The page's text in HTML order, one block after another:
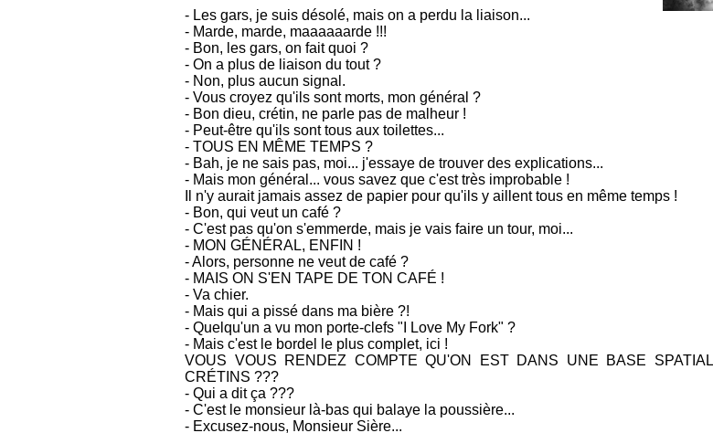
- Les gars, je suis désolé, mais on a perdu la liaison...
- Marde, marde, maaaaaarde !!!
- Bon, les gars, on fait quoi ?
- On a plus de liaison du tout ?
- Non, plus aucun signal.
- Vous croyez qu'ils sont morts, mon général ?
- Bon dieu, crétin, ne parle pas de malheur !
- Peut-être qu'ils sont tous aux toilettes...
- TOUS EN MÊME TEMPS ?
- Bah, je ne sais pas, moi... j'essaye de trouver des explications...
- Mais mon général... vous savez que c'est très improbable !
Il n'y aurait jamais assez de papier pour qu'ils y aillent tous en même temps !
- Bon, qui veut un café ?
- C'est pas qu'on s'emmerde, mais je vais faire un tour, moi...
- MON GÉNÉRAL, ENFIN !
- Alors, personne ne veut de café ?
- MAIS ON S'EN TAPE DE TON CAFÉ !
- Va chier.
- Mais qui a pissé dans ma bière ?!
- Quelqu'un a vu mon porte-clefs "I Love My Fork" ?
- Mais c'est le bordel le plus complet, ici !
VOUS VOUS RENDEZ COMPTE QU'ON EST DANS UNE BASE
CRÉTINS ???
- Qui a dit ça ???
- C'est le monsieur là-bas qui balaye la poussière...
- Excusez-nous, Monsieur Sière...